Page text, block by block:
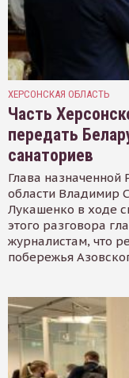
ХЕРСОНСКАЯ ОБЛАСТЬ
Часть
передать
санаториев
Глава назначенной
области Владимир
Лукашенко в ходе
этого разговора
журналистам, что
побережья